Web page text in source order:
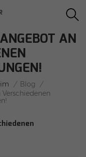
AN V
S
/ Blog
/